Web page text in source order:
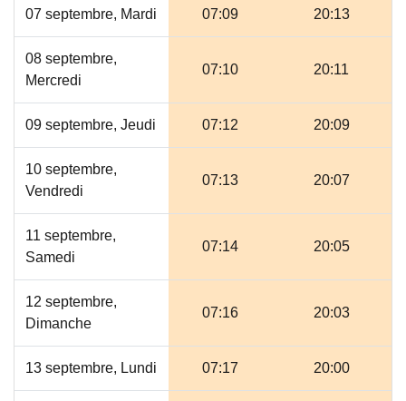
07 septembre, Mardi 07:09 20:13
08 septembre,
Mercredi
07:10 20:11
09 septembre, Jeudi 07:12 20:09
10 septembre,
Vendredi
07:13 20:07
11 septembre,
Samedi
07:14 20:05
12 septembre,
Dimanche
07:16 20:03
13 septembre, Lundi 07:17 20:00